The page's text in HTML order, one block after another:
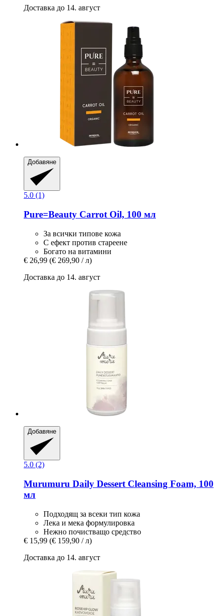
Доставка до 14. август
Добавяне
5.0 (1)
Pure=Beauty Carrot Oil, 100 мл
За всички типове кожа
С ефект против стареене
Богато на витамини
€ 26,99 (€ 269,90 / л)
Доставка до 14. август
Добавяне
5.0 (2)
Murumuru Daily Dessert Cleansing Foam, 100
мл
Подходящ за всеки тип кожа
Лека и мека формулировка
Нежно почистващо средство
€ 15,99 (€ 159,90 / л)
Доставка до 14. август